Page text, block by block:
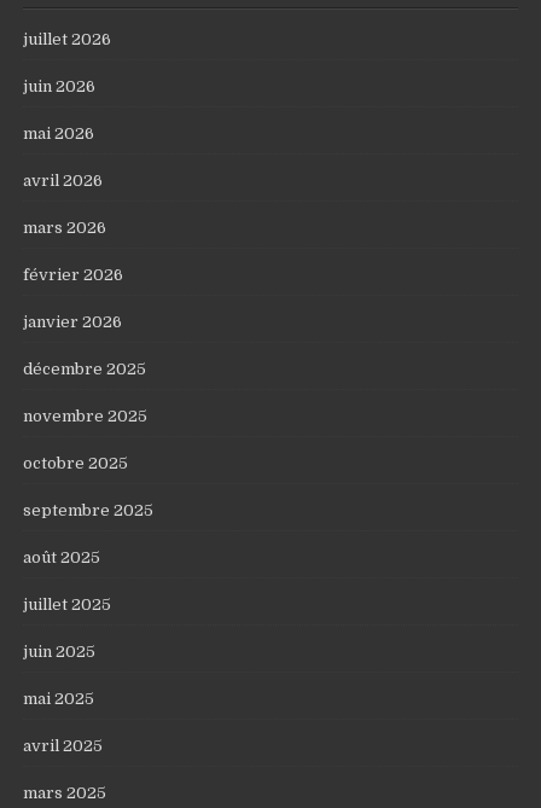
juillet 2026
juin 2026
mai 2026
avril 2026
mars 2026
février 2026
janvier 2026
décembre 2025
novembre 2025
octobre 2025
septembre 2025
août 2025
juillet 2025
juin 2025
mai 2025
avril 2025
mars 2025